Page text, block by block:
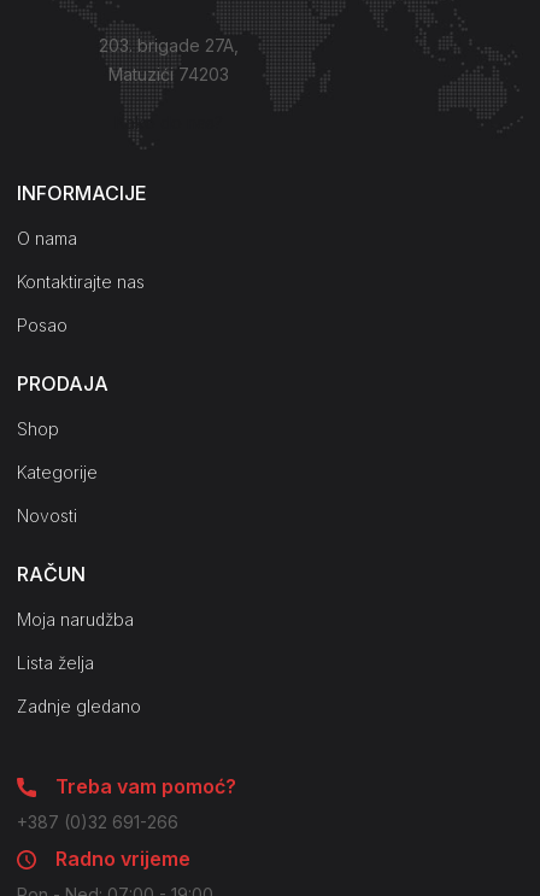
203. brigade 27A,
Matuzići 74203
Kako do nas?
INFORMACIJE
O nama
Kontaktirajte nas
Posao
PRODAJA
Shop
Kategorije
Novosti
RAČUN
Moja narudžba
Lista želja
Zadnje gledano
Treba vam pomoć?
+387 (0)32 691-266
Radno vrijeme